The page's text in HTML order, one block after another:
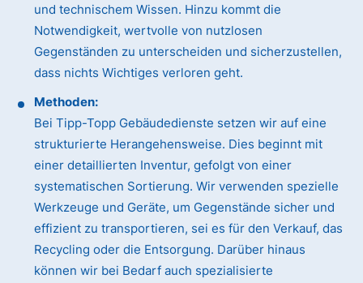
und technischem Wissen. Hinzu kommt die
Notwendigkeit, wertvolle von nutzlosen
Gegenständen zu unterscheiden und sicherzustellen,
dass nichts Wichtiges verloren geht.
Methoden:
Bei Tipp-Topp Gebäudedienste setzen wir auf eine
strukturierte Herangehensweise. Dies beginnt mit
einer detaillierten Inventur, gefolgt von einer
systematischen Sortierung. Wir verwenden spezielle
Werkzeuge und Geräte, um Gegenstände sicher und
effizient zu transportieren, sei es für den Verkauf, das
Recycling oder die Entsorgung. Darüber hinaus
können wir bei Bedarf auch spezialisierte